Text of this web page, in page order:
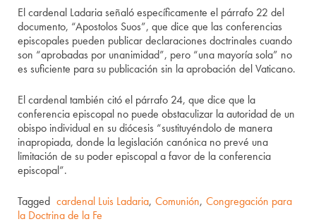
El cardenal Ladaria señaló específicamente el párrafo 22 del
documento, “Apostolos Suos”, que dice que las conferencias
episcopales pueden publicar declaraciones doctrinales cuando
son “aprobadas por unanimidad”, pero “una mayoría sola” no
es suficiente para su publicación sin la aprobación del Vaticano.
El cardenal también citó el párrafo 24, que dice que la
conferencia episcopal no puede obstaculizar la autoridad de un
obispo individual en su diócesis “sustituyéndolo de manera
inapropiada, donde la legislación canónica no prevé una
limitación de su poder episcopal a favor de la conferencia
episcopal”.
Tagged cardenal Luis Ladaria, Comunión, Congregación para
la Doctrina de la Fe